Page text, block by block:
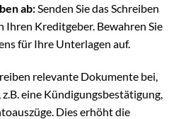
ab:Senden Sie das Schreiben
Ihren Kreditgeber. Bewahren Sie
für Ihre Unterlagen auf.
relevante Dokumente bei,
eine Kündigungsbestätigung,
Dies erhöht die